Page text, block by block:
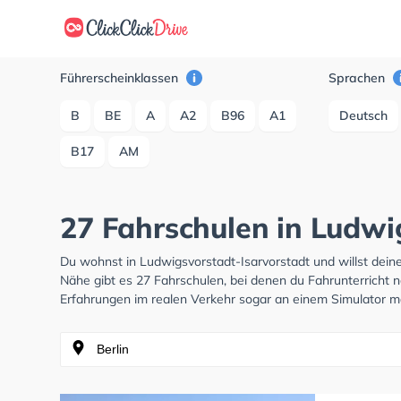
Führerscheinklassen
B BE A A2 B96 A1
B17 AM
Sprachen
Deutsch
27 Fahrschulen in
Du wohnst in Ludwigsvorstadt-Isarvorstadt und willst
Nähe gibt es 27 Fahrschulen, bei denen du Fahrunterricht
Erfahrungen im realen Verkehr sogar an einem Simulator